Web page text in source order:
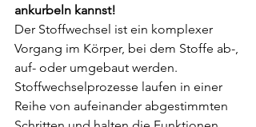
ankurbeln kannst!
Der Stoffwechsel ist ein komplexer
Vorgang im Körper, bei dem Stoffe ab-,
auf- oder umgebaut werden.
Stoffwechselprozesse laufen in einer
Reihe von aufeinander abgestimmten